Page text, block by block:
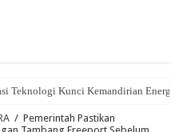
Teknologi Kunci Kemandirian
/ Pemerintah Pastikan